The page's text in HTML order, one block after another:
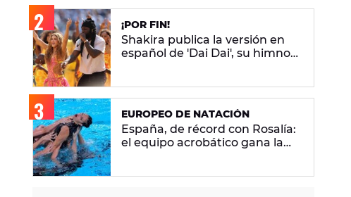
¡POR FIN!
Shakira publica la versión en
español de 'Dai Dai', su himno
EUROPEO DE NATACIÓN
España, de récord con Rosalía:
el equipo acrobático gana la